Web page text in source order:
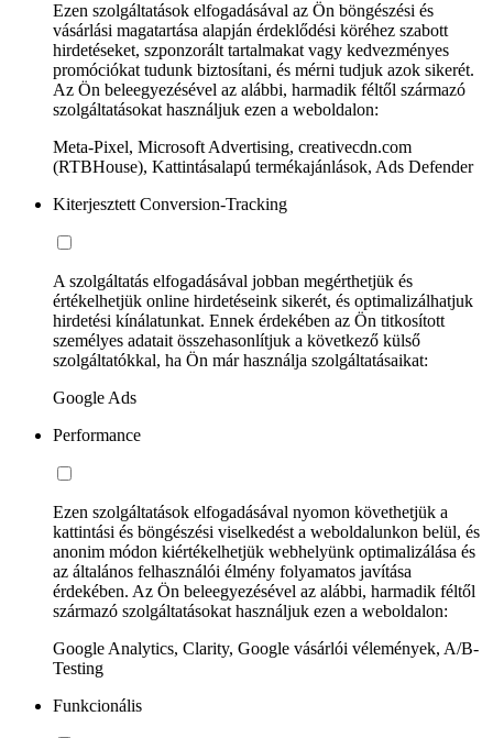
Ezen szolgáltatások elfogadásával az Ön böngészési és
vásárlási magatartása alapján érdeklődési köréhez szabott
hirdetéseket, szponzorált tartalmakat vagy kedvezményes
promóciókat tudunk biztosítani, és mérni tudjuk azok sikerét.
Az Ön beleegyezésével az alábbi, harmadik féltől származó
szolgáltatásokat használjuk ezen a weboldalon:
Meta-Pixel, Microsoft Advertising, creativecdn.com
(RTBHouse), Kattintásalapú termékajánlások, Ads Defender
Kiterjesztett Conversion-Tracking
A szolgáltatás elfogadásával jobban megérthetjük és
értékelhetjük online hirdetéseink sikerét, és optimalizálhatjuk
hirdetési kínálatunkat. Ennek érdekében az Ön titkosított
személyes adatait összehasonlítjuk a következő külső
szolgáltatókkal, ha Ön már használja szolgáltatásaikat:
Google Ads
Performance
Ezen szolgáltatások elfogadásával nyomon követhetjük a
kattintási és böngészési viselkedést a weboldalunkon belül, és
anonim módon kiértékelhetjük webhelyünk optimalizálása és
az általános felhasználói élmény folyamatos javítása
érdekében. Az Ön beleegyezésével az alábbi, harmadik féltől
származó szolgáltatásokat használjuk ezen a weboldalon:
Google Analytics, Clarity, Google vásárlói vélemények, A/B-
Testing
Funkcionális